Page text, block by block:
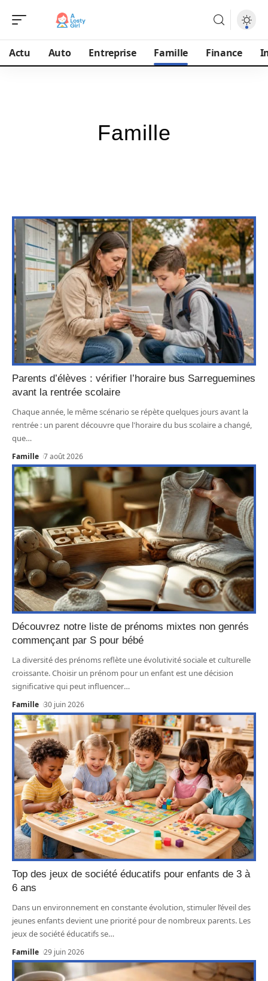
Actu Auto Entreprise Famille Finance
Famille
Parents d’élèves : vérifier l’horaire bus Sarreguemines
avant la rentrée scolaire
Chaque année, le même scénario se répète quelques jours avant la
rentrée : un parent découvre que l'horaire du bus scolaire a changé,
que…
Famille 7 août 2026
Découvrez notre liste de prénoms mixtes non genrés
commençant par S pour bébé
La diversité des prénoms reflète une évolutivité sociale et culturelle
croissante. Choisir un prénom pour un enfant est une décision
significative qui peut influencer…
Famille 30 juin 2026
Top des jeux de société éducatifs pour enfants de 3 à
6 ans
Dans un environnement en constante évolution, stimuler l’éveil des
jeunes enfants devient une priorité pour de nombreux parents. Les
jeux de société éducatifs se…
Famille 29 juin 2026